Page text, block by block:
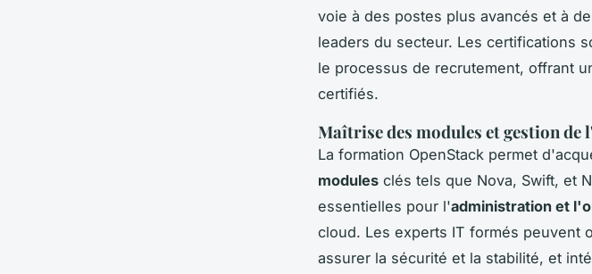
voie à des postes plus avancés et à
leaders du secteur. Les certifications
le processus de recrutement, offrant
certifiés.
Maîtrise des modules et gestion
La formation OpenStack permet
modules clés tels que Nova, Swift, et
essentielles pour l'administration et
cloud. Les experts IT formés peuvent
assurer la sécurité et la stabilité, et